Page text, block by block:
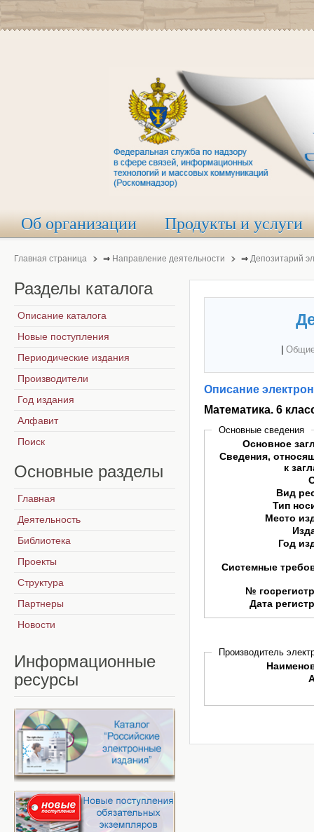
Об организации Продукты и услуги
Главная страница ⇒ Направление деятельности ⇒ Депозитарий
Описание
Математика. 6
Основные сведения
Основное
Сведения,
к
Вид
Тип
Место
Год
Системные
№
Дата
Производитель
Разделы каталога
Описание каталога
Новые поступления
Периодические издания
Производители
Год издания
Алфавит
Поиск
Основные разделы
Главная
Деятельность
Библиотека
Проекты
Структура
Партнеры
Новости
Информационные
ресурсы